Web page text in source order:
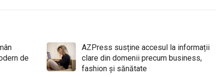
de
AZPress susține accesul la informații
clare din domenii precum business,
fashion și sănătate